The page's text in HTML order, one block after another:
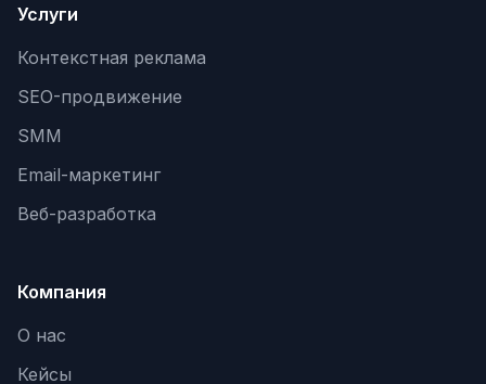
Услуги
Контекстная реклама
SEO-продвижение
SMM
Email-маркетинг
Веб-разработка
Компания
О нас
Кейсы